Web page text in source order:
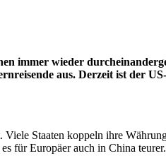
immer wieder
aus. Derzeit ist der
Staaten koppeln ihre
für Europäer auch in China teurer.